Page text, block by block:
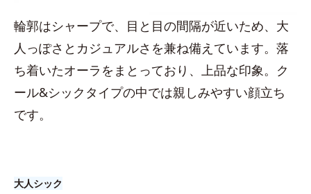
輪郭はシャープで、目と目の間隔が近いため、大
人っぽさとカジュアルさを兼ね備えています。落
ち着いたオーラをまとっており、上品な印象。ク
ール&シックタイプの中では親しみやすい顔立ち
です。
大人シック